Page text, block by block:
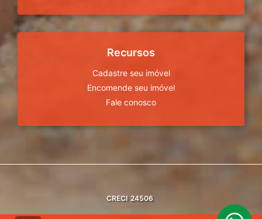
Recursos
Cadastre seu imóvel
Encomende seu imóvel
Fale conosco
CRECI 24506